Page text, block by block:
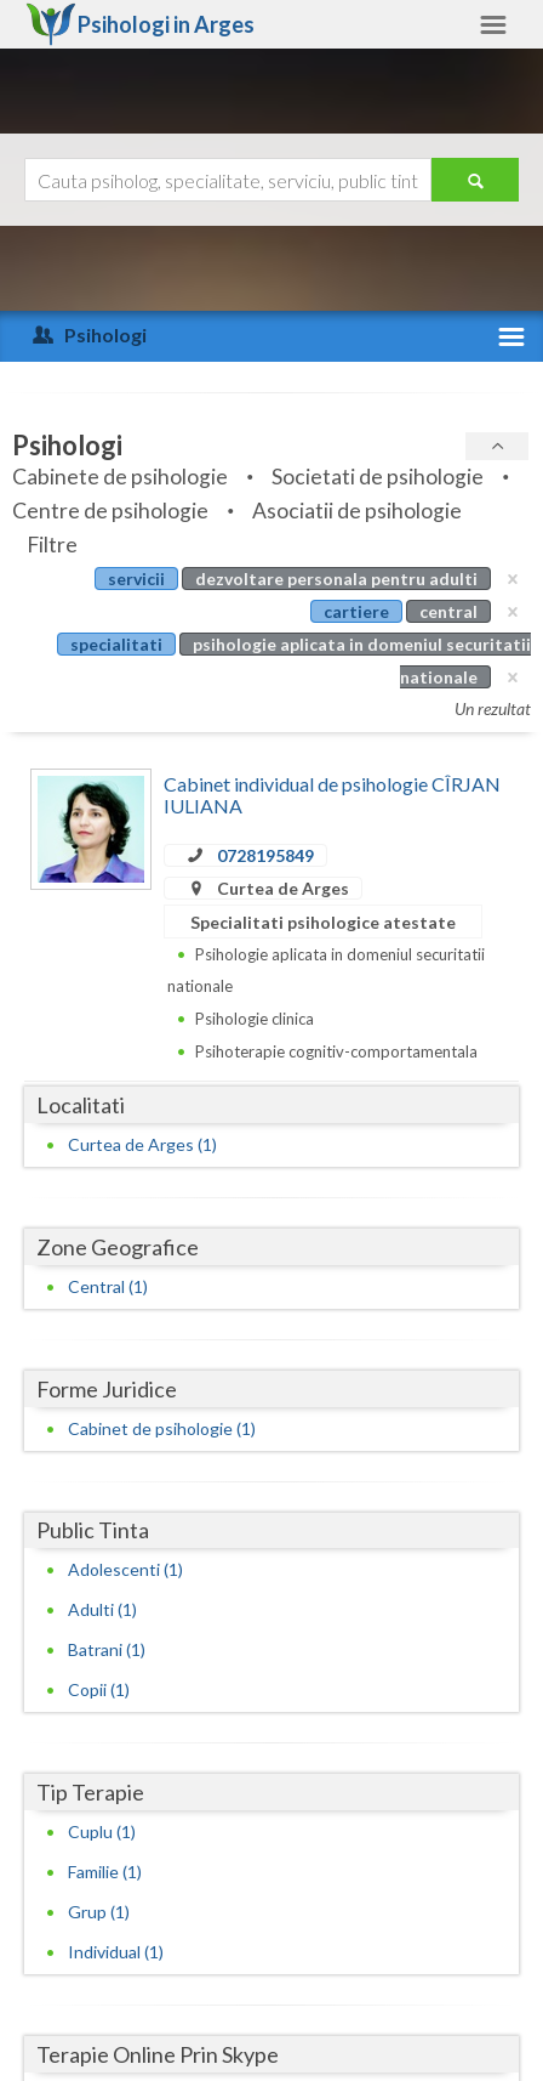
Psihologi inArges
Arad
Arges
Bihor
Bistrita-Nasaud
Botosani
Brasov
Calarasi
Caras-Severin
Dolj
Galati
Gorj
Harghita
Ialomita
Iasi
Maramures
Mehedinti
Prahova
Satu-Mare
Sibiu
Timis
Ajutor
Psihologi
Specialitati
Servicii
Articole
Evenimente
Cabinet
Psihologi
Cabinete de psihologie
Societati de psihologie
Centre de psihologie
Asociatii de psihologie
Filtre
servicii
dezvoltare personala pentru adulti
cartiere
central
specialitati
psihologie aplicata in domeniul securitatii
nationale
Un rezultat
Cabinet individual de psihologie CÎRJAN
IULIANA
0728195849
Curtea de Arges
Specialitati psihologice atestate
Psihologie aplicata in domeniul securitatii
nationale
Psihologie clinica
Psihoterapie cognitiv-comportamentala
Localitati
Curtea de Arges (1)
Zone Geografice
Central (1)
Forme Juridice
Cabinet de psihologie (1)
Public Tinta
Adolescenti (1)
Adulti (1)
Batrani (1)
Copii (1)
Tip Terapie
Cuplu (1)
Familie (1)
Grup (1)
Individual (1)
Terapie Online Prin Skype